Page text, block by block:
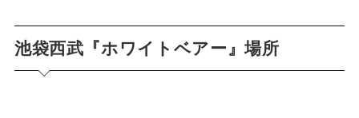
池袋西武『ホワイトベアー』場所